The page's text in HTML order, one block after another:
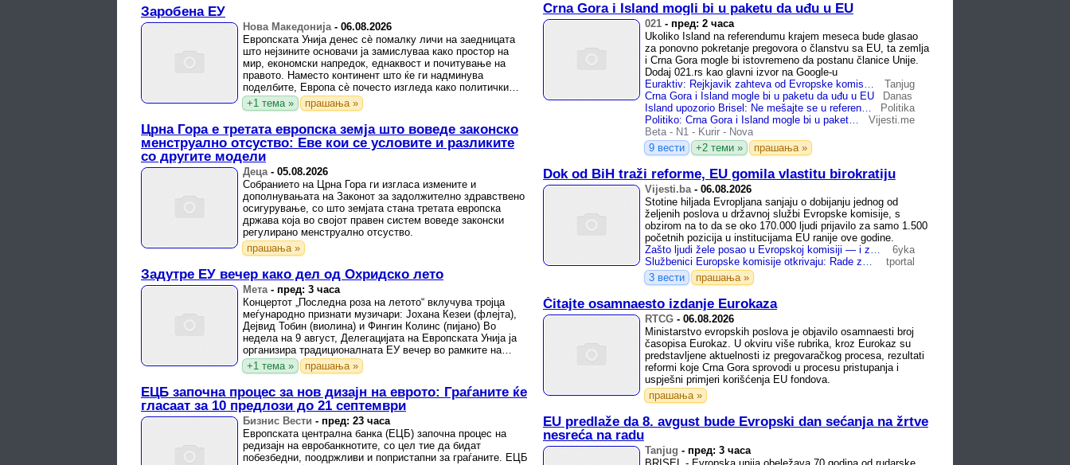
Заробена ЕУ
Нова Македонија- 06.08.2026
Европската Унија денес сè помалку личи на заедницата
што нејзините основачи ја замислуваа како простор на
мир, економски напредок, еднаквост и почитување на
правото. Наместо континент што ќе ги надминува
поделбите, Европа сè почесто изгледа како политички
проект во кој ...
+1 тема » прашања »
Црна Гора е третата европска земја што воведе законско
менструално отсуство: Еве кои се условите и разликите
со другите модели
Деца- 05.08.2026
Собранието на Црна Гора ги изгласа измените и
дополнувањата на Законот за задолжително здравствено
осигурување, со што земјата стана третата европска
држава која во својот правен систем воведе законски
регулирано менструално отсуство.
прашања »
Задутре ЕУ вечер како дел од Охридско лето
Мета- пред: 3 часа
Концертот „Последна роза на летото“ вклучува тројца
меѓународно признати музичари: Јохана Кезеи (флејта),
Дејвид Тобин (виолина) и Фингин Колинс (пијано) Во
недела на 9 август, Делегацијата на Европската Унија ја
организира традиционалната ЕУ вечер во рамките на
престижниот ...
+1 тема » прашања »
ЕЦБ започна процес за нов дизајн на еврото: Граѓаните ќе
гласаат за 10 предлози до 21 септември
Бизнис Вести - пред: 23 часа
Европската централна банка (ЕЦБ) започна процес на
редизајн на евробанкнотите, со цел тие да бидат
побезбедни, поодржливи и попристапни за граѓаните. ЕЦБ
Crna Gora i Island mogli bi u paketu da uđu u EU
021- пред: 2 часа
Ukoliko Island na referendumu krajem meseca bude glasao
za ponovno pokretanje pregovora o članstvu sa EU, ta zemlja
i Crna Gora mogle bi istovremeno da postanu članice Unije.
Dodaj 021.rs kao glavni izvor na Google-u
Euraktiv: Rejkjavik zahteva od Evropske komisije da ne učestuje u kampanji o članstvu Islanda
Tanjug
Crna Gora i Island mogle bi u paketu da uđu u EU
Danas
Island upozorio Brisel: Ne mešajte se u referendum o EU
Politika
Politiko: Crna Gora i Island mogle bi u paketu da uđu u EU
Vijesti.me
Beta - N1 - Kurir - Nova
9 вести
+2 теми » прашања »
Dok od BiH traži reforme, EU gomila vlastitu birokratiju
Vijesti.ba- 06.08.2026
Stotine hiljada Evropljana sanjaju o dobijanju jednog od
željenih poslova u državnoj službi Evropske komisije, s
obzirom na to da se oko 170.000 ljudi prijavilo za samo 1.500
početnih pozicija u institucijama EU ranije ove godine.
Zašto ljudi žele posao u Evropskoj komisiji — i zašto toliko mnogo njih završi nesretno?
6yka
Službenici Europske komisije otkrivaju: Rade za 7000 eura, ali neki se žele ubiti
tportal
3 вести
прашања »
Čitajte osamnaesto izdanje Eurokaza
RTCG- 06.08.2026
Ministarstvo evropskih poslova je objavilo osamnaesti broj
časopisa Eurokaz. U okviru više rubrika, kroz Eurokaz su
predstavljene aktuelnosti iz pregovaračkog procesa, rezultati
reformi koje Crna Gora sprovodi u procesu pristupanja i
uspješni primjeri korišćenja EU fondova.
прашања »
EU predlaže da 8. avgust bude Evropski dan sećanja na žrtve
nesreća na radu
Tanjug - пред: 3 часа